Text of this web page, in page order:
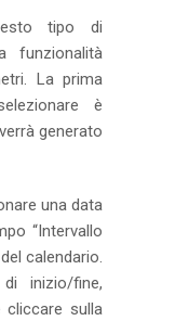
tipo di
funzionalità
La prima
è
generato
una data
“Intervallo
calendario.
inizio/fine,
cliccare sulla